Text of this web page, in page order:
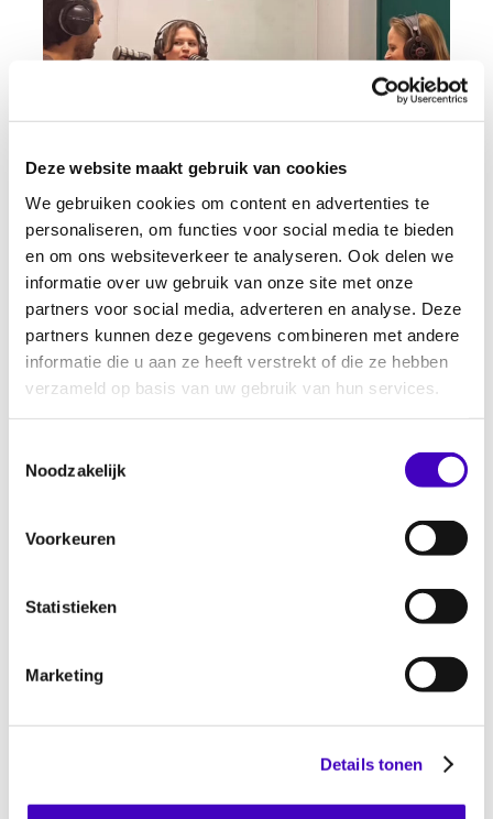
Deze website maakt gebruik van cookies
We gebruiken cookies om content en advertenties te
personaliseren, om functies voor social media te bieden
en om ons websiteverkeer te analyseren. Ook delen we
informatie over uw gebruik van onze site met onze
partners voor social media, adverteren en analyse. Deze
partners kunnen deze gegevens combineren met andere
informatie die u aan ze heeft verstrekt of die ze hebben
verzameld op basis van uw gebruik van hun services.
Noodzakelijk
Voorkeuren
Statistieken
Marketing
Details tonen
De podcast laat je meedenken over
actualiteiten, politieke ontwikkelingen en
eeuwenoude discussies. Daarnaast zijn we
natuurlijk ook erg benieuwd naar jouw
mening!
De eerste aflevering staat inmiddels online. In
Grondwet en de discriminatiegronden aan
welke gronden kun je wettelijk
discriminatie altijd kunnen bewijzen?
Op de RADAR is te beluisteren op alle